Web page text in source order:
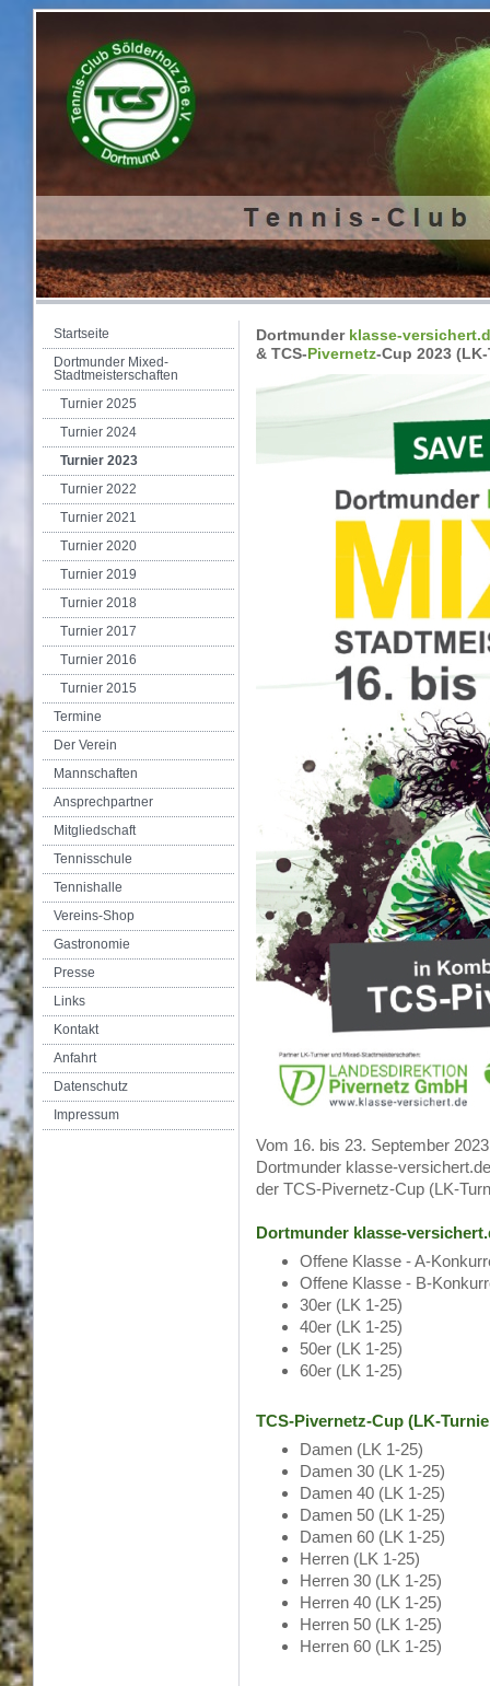
Startseite
Dortmunder Mixed-
Stadtmeisterschaften
Turnier 2025
Turnier 2024
Turnier 2023
Turnier 2022
Turnier 2021
Turnier 2020
Turnier 2019
Turnier 2018
Turnier 2017
Turnier 2016
Turnier 2015
Termine
Der Verein
Mannschaften
Ansprechpartner
Mitgliedschaft
Tennisschule
Tennishalle
Vereins-Shop
Gastronomie
Presse
Links
Kontakt
Anfahrt
Datenschutz
Impressum
Dortmunder klasse-
& TCS-Pivernetz-Cup 2023
Vom 16. bis 23. September
Dortmunder klasse-
der TCS-Pivernetz-Cup (LK-
Dortmunder klasse-
Offene Klasse - A-
Offene Klasse - B-
30er (LK 1-25)
40er (LK 1-25)
50er (LK 1-25)
60er (LK 1-25)
TCS-Pivernetz-Cup (LK-
Damen (LK 1-25)
Damen 30 (LK 1-25)
Damen 40 (LK 1-25)
Damen 50 (LK 1-25)
Damen 60 (LK 1-25)
Herren (LK 1-25)
Herren 30 (LK 1-25)
Herren 40 (LK 1-25)
Herren 50 (LK 1-25)
Herren 60 (LK 1-25)